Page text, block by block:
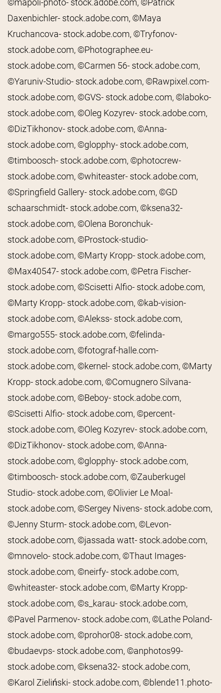
©mapoli-photo- stock.adobe.com, ©Patrick
Daxenbichler- stock.adobe.com, ©Maya
Kruchancova- stock.adobe.com, ©Tryfonov-
stock.adobe.com, ©Photographee.eu-
stock.adobe.com, ©Carmen 56- stock.adobe.com,
©Yaruniv-Studio- stock.adobe.com, ©Rawpixel.com-
stock.adobe.com, ©GVS- stock.adobe.com, ©laboko-
stock.adobe.com, ©Oleg Kozyrev- stock.adobe.com,
©DizTikhonov- stock.adobe.com, ©Anna-
stock.adobe.com, ©glopphy- stock.adobe.com,
©timboosch- stock.adobe.com, ©photocrew-
stock.adobe.com, ©whiteaster- stock.adobe.com,
©Springfield Gallery- stock.adobe.com, ©GD
schaarschmidt- stock.adobe.com, ©ksena32-
stock.adobe.com, ©Olena Boronchuk-
stock.adobe.com, ©Prostock-studio-
stock.adobe.com, ©Marty Kropp- stock.adobe.com,
©Max40547- stock.adobe.com, ©Petra Fischer-
stock.adobe.com, ©Scisetti Alfio- stock.adobe.com,
©Marty Kropp- stock.adobe.com, ©kab-vision-
stock.adobe.com, ©Alekss- stock.adobe.com,
©margo555- stock.adobe.com, ©felinda-
stock.adobe.com, ©fotograf-halle.com-
stock.adobe.com, ©kernel- stock.adobe.com, ©Marty
Kropp- stock.adobe.com, ©Comugnero Silvana-
stock.adobe.com, ©Beboy- stock.adobe.com,
©Scisetti Alfio- stock.adobe.com, ©percent-
stock.adobe.com, ©Oleg Kozyrev- stock.adobe.com,
©DizTikhonov- stock.adobe.com, ©Anna-
stock.adobe.com, ©glopphy- stock.adobe.com,
©timboosch- stock.adobe.com, ©Zauberkugel
Studio- stock.adobe.com, ©Olivier Le Moal-
stock.adobe.com, ©Sergey Nivens- stock.adobe.com,
©Jenny Sturm- stock.adobe.com, ©Levon-
stock.adobe.com, ©jassada watt- stock.adobe.com,
©mnovelo- stock.adobe.com, ©Thaut Images-
stock.adobe.com, ©neirfy- stock.adobe.com,
©whiteaster- stock.adobe.com, ©Marty Kropp-
stock.adobe.com, ©s_karau- stock.adobe.com,
©Pavel Parmenov- stock.adobe.com, ©Lathe Poland-
stock.adobe.com, ©prohor08- stock.adobe.com,
©budaevps- stock.adobe.com, ©anphotos99-
stock.adobe.com, ©ksena32- stock.adobe.com,
©Karol Zieliński- stock.adobe.com, ©blende11.photo-